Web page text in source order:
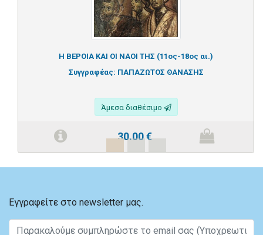
Η ΒΕΡΟΙΑ ΚΑΙ ΟΙ ΝΑΟΙ ΤΗΣ (11ος-18ος αι.)
Συγγραφέας: ΠΑΠΑΖΩΤΟΣ ΘΑΝΑΣΗΣ
Άμεσα διαθέσιμο
30.00€
Εγγραφείτε στο newsletter μας.